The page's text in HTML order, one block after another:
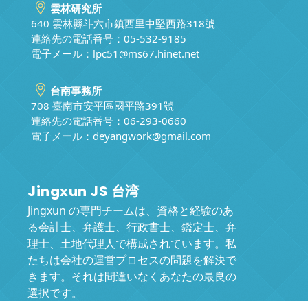
雲林研究所
640 雲林縣斗六市鎮西里中堅西路318號
連絡先の電話番号：05-532-9185
電子メール： lpc51@ms67.hinet.net
台南事務所
708 臺南市安平區國平路391號
連絡先の電話番号：06-293-0660
電子メール： deyangwork@gmail.com
Jingxun JS 台湾
Jingxun の専門チームは、資格と経験のあ
る会計士、弁護士、行政書士、鑑定士、弁
理士、土地代理人で構成されています。私
たちは会社の運営プロセスの問題を解決で
きます。それは間違いなくあなたの最良の
選択です。